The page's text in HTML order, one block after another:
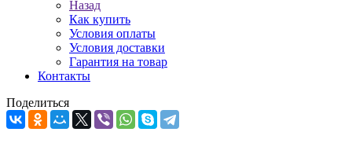
Назад
Как купить
Условия оплаты
Условия доставки
Гарантия на товар
Контакты
Поделиться